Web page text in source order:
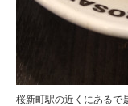
桜新町駅の近くにあるで